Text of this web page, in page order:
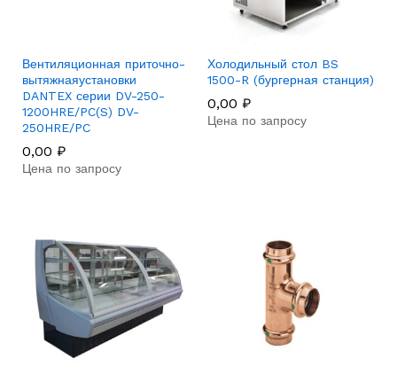
Вентиляционная приточно-
вытяжнаяустановки
DANTEX серии DV-250-
1200HRE/PC(S) DV-
250HRE/PC
0,00 ₽
Цена по запросу
Холодильный стол BS
1500-R (бургерная станция)
0,00 ₽
Цена по запросу